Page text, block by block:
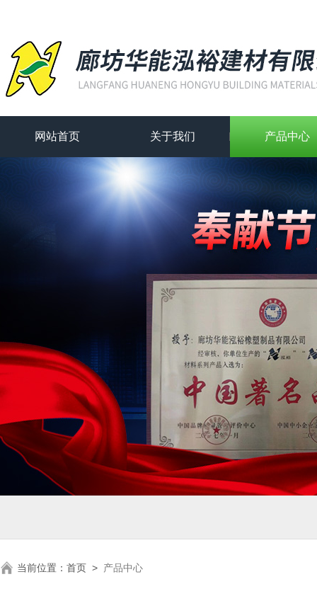
网站首页 关于我们 产品中心
当前位置： 首页 > 产品中心